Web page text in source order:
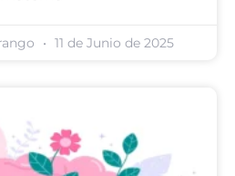
11 de Junio de 2025